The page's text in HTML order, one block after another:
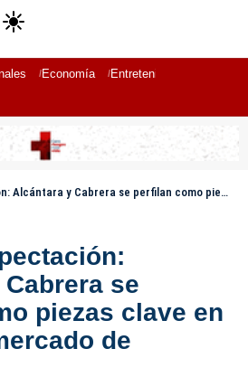
Economía Entretenimiento
se perfilan como piezas clave en el agitado mercado de cambios
se
piezas clave en
de